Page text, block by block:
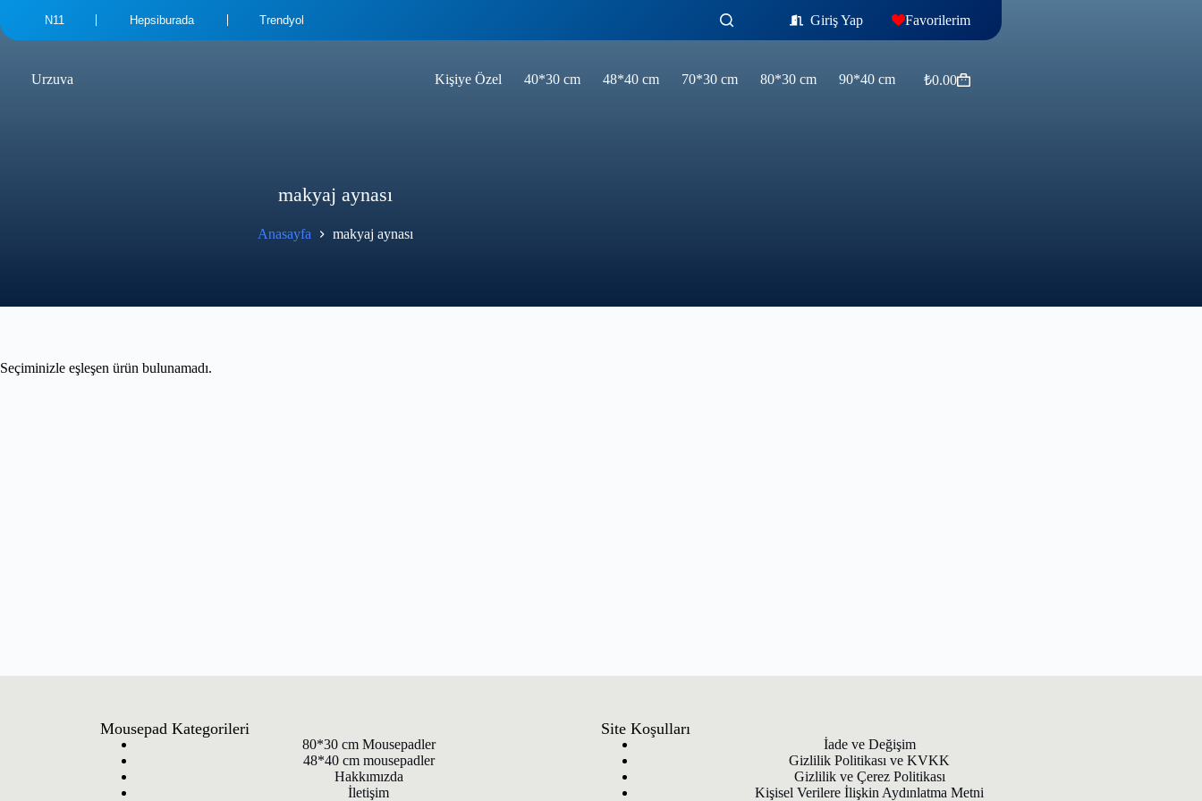
N11 Hepsiburada Trendyol Giriş Yap Favorilerim
Urzuva Kişiye Özel 40*30 cm 48*40 cm 70*30 cm 80*30 cm 90*40 cm ₺0.00
makyaj aynası
Anasayfa makyaj aynası
Seçiminizle eşleşen ürün bulunamadı.
Mousepad Kategorileri
80*30 cm Mousepadler
48*40 cm mousepadler
Hakkımızda
İletişim
Site Koşulları
İade ve Değişim
Gizlilik Politikası ve KVKK
Gizlilik ve Çerez Politikası
Kişisel Verilere İlişkin Aydınlatma Metni